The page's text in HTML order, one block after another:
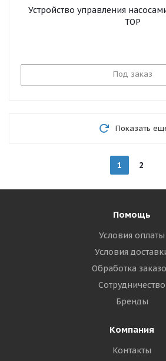
Устройство управления
TOP
Под заказ
Показать
1 2
Помощь
Условия оплаты
Условия
Обработка
Сотрудничество
Бренды
Компания
Контакты